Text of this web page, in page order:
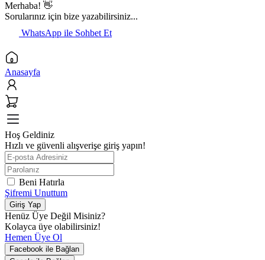
Merhaba! 👋
Sorularınız için bize yazabilirsiniz...
WhatsApp ile Sohbet Et
Anasayfa
Hoş Geldiniz
Hızlı ve güvenli alışverişe giriş yapın!
Beni Hatırla
Şifremi Unuttum
Giriş Yap
Henüz Üye Değil Misiniz?
Kolayca üye olabilirsiniz!
Hemen Üye Ol
Facebook ile Bağlan